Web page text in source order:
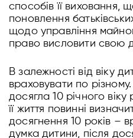
способів її
поновлення
щодо управління
право висловити свою
В залежності від віку
враховувати по
досягла 10 річного
її життя повинні
досягнення 10 років –
думка дитини, після